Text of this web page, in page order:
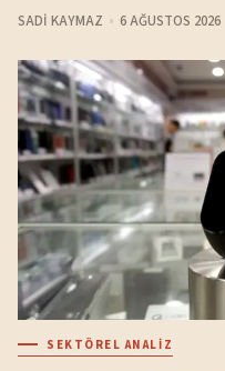
SADI KAYMAZ 6 AĞUSTOS 2026
SEKTÖREL ANALIZ